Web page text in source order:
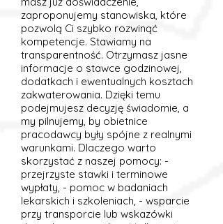
zaproponujemy stanowiska, które
pozwolą Ci szybko rozwinąć
kompetencje. Stawiamy na
transparentność. Otrzymasz jasne
informacje o stawce godzinowej,
dodatkach i ewentualnych kosztach
zakwaterowania. Dzięki temu
podejmujesz decyzję świadomie, a
my pilnujemy, by obietnice
pracodawcy były spójne z realnymi
warunkami. Dlaczego warto
skorzystać z naszej pomocy: -
przejrzyste stawki i terminowe
wypłaty, - pomoc w badaniach
lekarskich i szkoleniach, - wsparcie
przy transporcie lub wskazówki